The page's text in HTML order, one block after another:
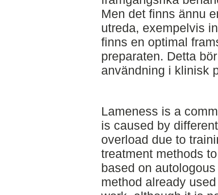
Men det finns ännu
utreda, exempelvis
finns en optimal
preparaten. Detta
användning i klinisk
Lameness is a
is caused by
overload due to
treatment methods
based on
method already